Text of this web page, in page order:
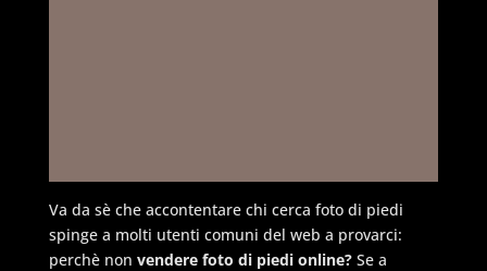
Va da sè che accontentare chi cerca foto di piedi
spinge a molti utenti comuni del web a provarci:
perchè non vendere foto di piedi online?Se a